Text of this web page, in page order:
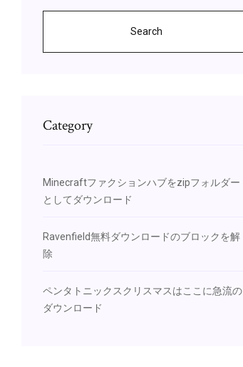
Search
Category
Minecraftファクションハブをzipフォルダー
としてダウンロード
Ravenfield無料ダウンロードのブロックを解
除
ペンタトニックスクリスマスはここに急流の
ダウンロード